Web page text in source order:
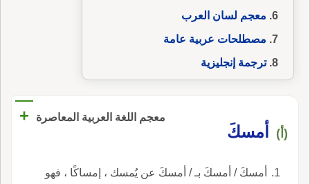
معجم لسان العرب
مصطلحات عربية عامة
ترجمة إنجليزية
معجم اللغة العربية المعاصرة +
(أ) أمسكَ
أمسكَ / أمسكَ بـ / أمسكَ عن يُمسك ، إمساكًا ، فهو